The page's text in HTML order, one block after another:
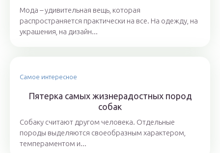
Мода – удивительная вещь, которая
распространяется практически на все. На одежду, на
украшения, на дизайн...
Самое интересное
Пятерка самых жизнерадостных пород
собак
Собаку считают другом человека. Отдельные
породы выделяются своеобразным характером,
темпераментом и...